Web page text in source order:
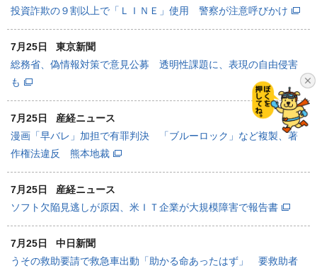
投資詐欺の９割以上で「ＬＩＮＥ」使用 警察が注意呼びかけ
7月25日
東京新聞
総務省、偽情報対策で意見公募 透明性課題に、表現の自由侵害
も
7月25日
産経ニュース
漫画「早バレ」加担で有罪判決 「ブルーロック」など複製、著
作権法違反 熊本地裁
7月25日
産経ニュース
ソフト欠陥見逃しが原因、米ＩＴ企業が大規模障害で報告書
7月25日
中日新聞
うその救助要請で救急車出動「助かる命あったはず」 要救助者